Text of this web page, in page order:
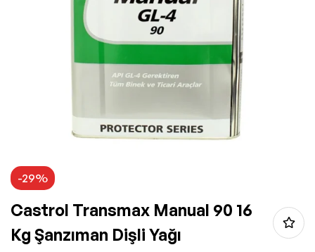
-29%
Castrol Transmax Manual 90 16
Kg Şanzıman Dişli Yağı